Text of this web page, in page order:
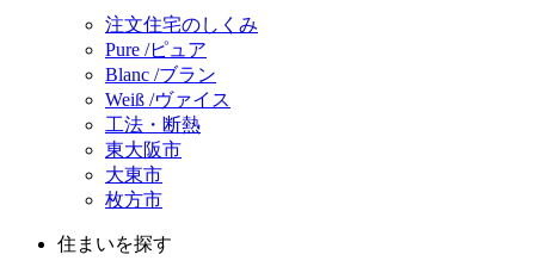
注文住宅のしくみ
Pure /ピュア
Blanc /ブラン
Weiß /ヴァイス
工法・断熱
東大阪市
大東市
枚方市
住まいを探す